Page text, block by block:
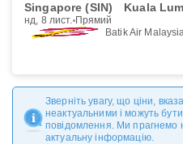
Singapore (SIN) Kuala
нд, 8 лист. Прямий
Batik Air
Зверніть увагу, що ціни,
неактуальними і можуть
повідомлення. Ми прагнемо
актуальну інформацію.